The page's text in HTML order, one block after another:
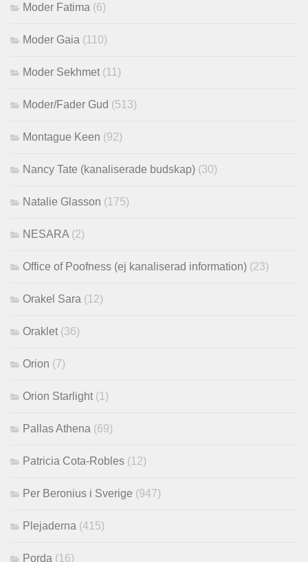
Moder Fatima (6)
Moder Gaia (110)
Moder Sekhmet (11)
Moder/Fader Gud (513)
Montague Keen (92)
Nancy Tate (kanaliserade budskap) (30)
Natalie Glasson (175)
NESARA (2)
Office of Poofness (ej kanaliserad information) (23)
Orakel Sara (12)
Oraklet (36)
Orion (7)
Orion Starlight (1)
Pallas Athena (69)
Patricia Cota-Robles (12)
Per Beronius i Sverige (947)
Plejaderna (415)
Porda (16)